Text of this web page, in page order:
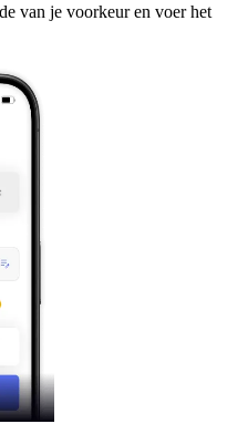
van je voorkeur en voer het